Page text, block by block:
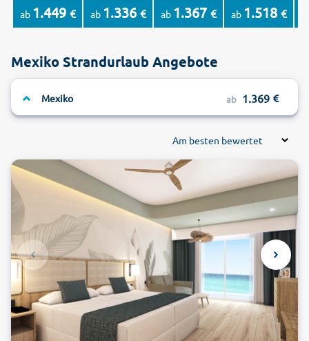
ab 1.449 € ab 1.336 € ab 1.367 € ab 1.518 €
Mexiko Strandurlaub Angebote
Mexiko ab 1.369
Am besten bewertet